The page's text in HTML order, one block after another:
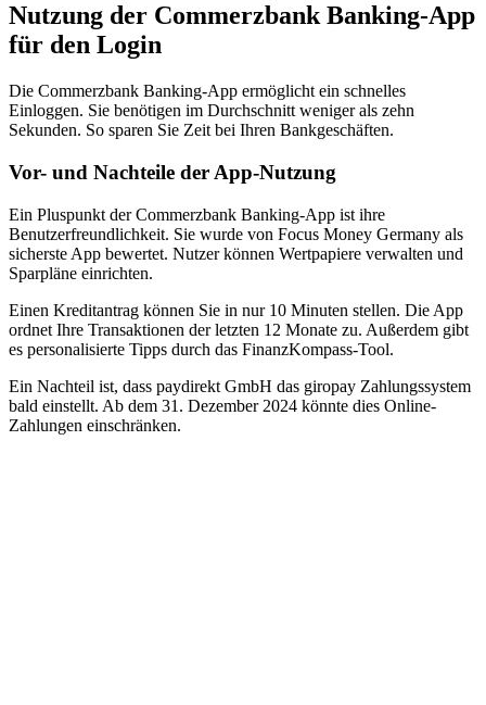
Nutzung der Commerzbank Banking-App
für den Login
Die Commerzbank Banking-App ermöglicht ein schnelles
Einloggen. Sie benötigen im Durchschnitt weniger als zehn
Sekunden. So sparen Sie Zeit bei Ihren Bankgeschäften.
Vor- und Nachteile der App-Nutzung
Ein Pluspunkt der Commerzbank Banking-App ist ihre
Benutzerfreundlichkeit. Sie wurde von Focus Money Germany als
sicherste App bewertet. Nutzer können Wertpapiere verwalten und
Sparpläne einrichten.
Einen Kreditantrag können Sie in nur 10 Minuten stellen. Die App
ordnet Ihre Transaktionen der letzten 12 Monate zu. Außerdem gibt
es personalisierte Tipps durch das FinanzKompass-Tool.
Ein Nachteil ist, dass paydirekt GmbH das giropay Zahlungssystem
bald einstellt. Ab dem 31. Dezember 2024 könnte dies Online-
Zahlungen einschränken.